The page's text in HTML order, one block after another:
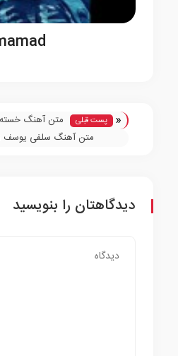
« پست قبلی
متن آهنگ
متن آهنگ سلفی یوسف
دیدگاهتان را بنویسید